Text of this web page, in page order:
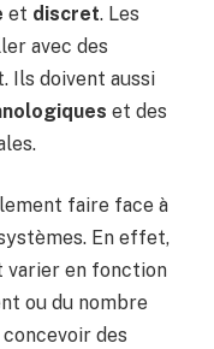
et discret. Les
avec des
Ils doivent aussi
et des
faire face à
En effet,
varier en fonction
ou du nombre
concevoir des